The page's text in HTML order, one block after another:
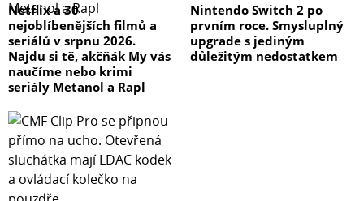
Netflix a 30
nejoblíbenějších filmů a
seriálů v srpnu 2026.
Najdu si tě, akčňák My vás
naučíme nebo krimi
seriály Metanol a Rapl
Nintendo Switch 2 po
prvním roce. Smysluplný
upgrade s jediným
důležitým nedostatkem